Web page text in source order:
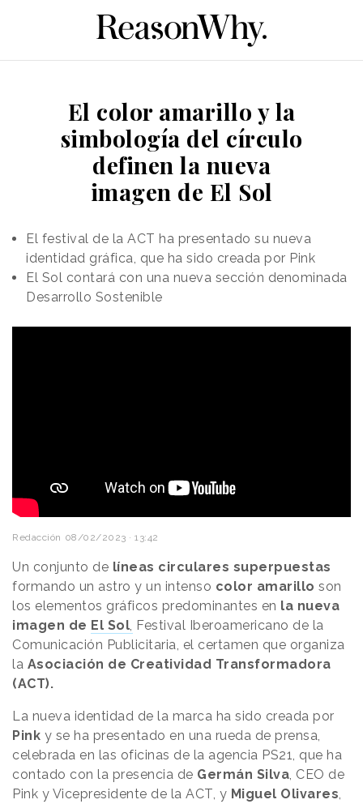
El color amarillo y la
simbología del círculo
definen la nueva
imagen de El Sol
El festival de la ACT ha presentado su nueva
identidad gráfica, que ha sido creada por Pink
El Sol contará con una nueva sección denominada
Desarrollo Sostenible
Redacción 08/02/2023 · 13:42
Un conjunto de líneas circulares superpuestas
formando un astro y un intenso color amarillo son
los elementos gráficos predominantes en la nueva
imagen de El Sol, Festival Iberoamericano de la
Comunicación Publicitaria, el certamen que organiza
la Asociación de Creatividad Transformadora
(ACT).
La nueva identidad de la marca ha sido creada por
Pink y se ha presentado en una rueda de prensa,
celebrada en las oficinas de la agencia PS21, que ha
contado con la presencia de Germán Silva, CEO de
Pink y Vicepresidente de la ACT, y Miguel Olivares,